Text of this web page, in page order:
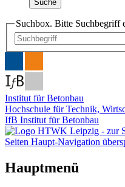
Suche
Suchbox. Bitte Suchbegriff
Institut für Betonbau
Hochschule für Technik,
IfB Institut für Betonbau
Seiten Haupt-Navigation
Hauptmenü